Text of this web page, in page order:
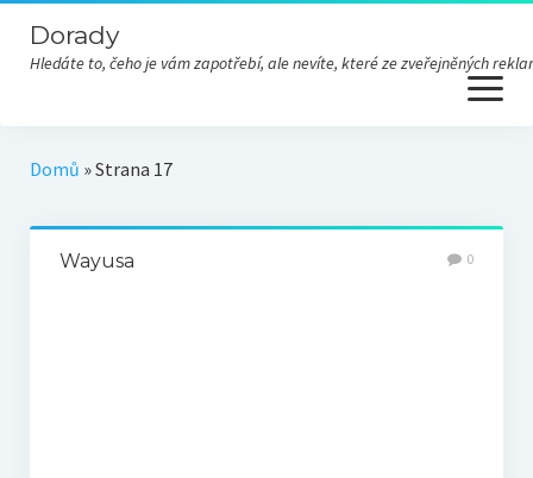
Dorady
Hledáte to, čeho je vám zapotřebí, ale nevíte, které ze zveřejněných
open
menu
Domů »Strana 17
Wayusa 0